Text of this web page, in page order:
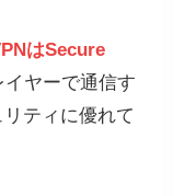
はSecure
イヤーで通信す
ティに優れて